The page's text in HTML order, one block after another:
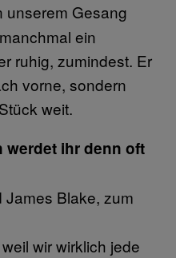
unserem Gesang
ein
ruhig, zumindest. Er
vorne, sondern
weit.
werdet ihr denn oft
James Blake, zum
wir wirklich jede